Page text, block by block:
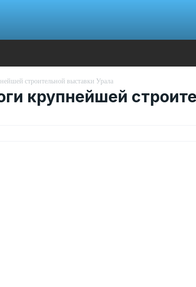
строительной выставки Урала
крупнейшей